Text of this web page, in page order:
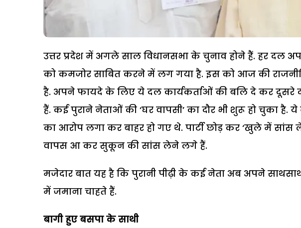
उत्तर प्रदेश में अगले साल विधानसभा के चुनाव होने हैं. हर दल
को कमजोर साबित करने में लग गया है. इस को आज की
है. अपने फायदे के लिए ये दल कार्यकर्ताओं की बलि दे कर
हैं. कई पुराने नेताओं की ‘घर वापसी’ का दौर भी शुरू हो चुका है.
का आरोप लगा कर बाहर हो गए थे. पार्टी छोड़ कर ‘खुले में सांस
वापस आ कर सुकून की सांस लेने लगे हैं.
मजेदार बात यह है कि पुरानी पीढ़ी के कई नेता अब अपने
में जमाना चाहते हैं.
बागी हुए बसपा के साथी